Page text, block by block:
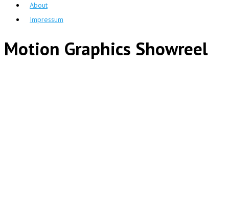
About
Impressum
Motion Graphics Showreel